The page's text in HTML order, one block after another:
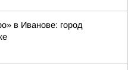
в Иванове: город